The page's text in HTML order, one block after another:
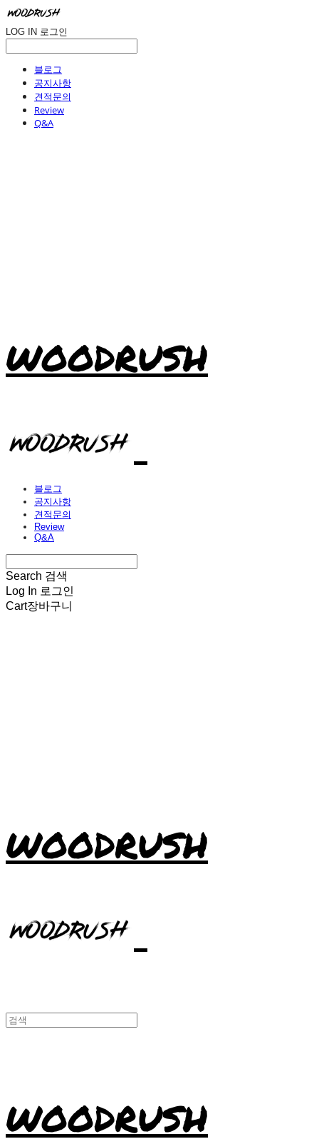
LOG IN 로그인
블로그
공지사항
견적문의
Review
Q&A
WOODRUSH
블로그
공지사항
견적문의
Review
Q&A
Search 검색
Log In 로그인
Cart장바구니
WOODRUSH
WOODRUSH